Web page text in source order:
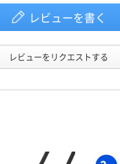
レビューを書く
レビューをリクエストする